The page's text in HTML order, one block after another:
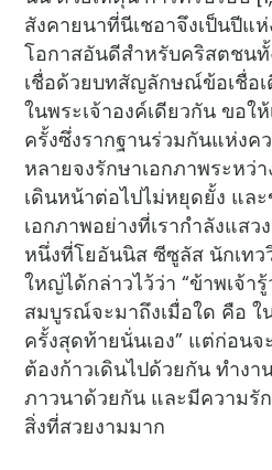
สังคายนาที่นีเชอาจึงเป็นปีแ
โอกาสอันดีสำหรับคริสตชน
เชื่อด้วยบทสัญลักษณ์ข้อเชื่อ
ในพระเจ้าองค์เดียวกัน ขอใ
ครั้งซึ่งรากฐานร่วมกันแห่งค
หลายจงรักษาเอกภาพระหว่า
เดินหน้าต่อไปไม่หยุดยั้ง แล
เอกภาพอย่างที่เรากำลังแสว
หนึ่งที่โยอันนิส ซีซูลัส นักเท
ใหญ่ได้กล่าวไว้ว่า “ข้าพเจ้
สมบูรณ์จะมาถึงเมื่อใด คือ
ครั้งสุดท้ายนั่นเอง” แต่ก่อนจ
ต้องก้าวเดินไปด้วยกัน ทำง
ภาวนาด้วยกัน และมีความรั
สิ่งที่สวยงามมาก